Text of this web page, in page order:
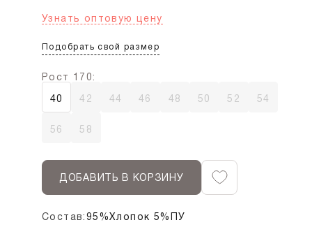
Узнать оптовую цену
Подобрать свой размер
Рост 170:
40
42 44 46 48 50 52 54
56 58
ДОБАВИТЬ В КОРЗИНУ
Состав:95%Хлопок 5%ПУ